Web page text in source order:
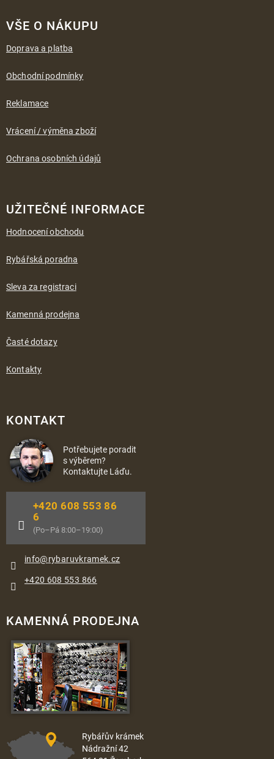
VŠE O NÁKUPU
Doprava a platba
Obchodní podmínky
Reklamace
Vrácení / výměna zboží
Ochrana osobních údajů
UŽITEČNÉ INFORMACE
Hodnocení obchodu
Rybářská poradna
Sleva za registraci
Kamenná prodejna
Časté dotazy
Kontakty
KONTAKT
Potřebujete poradit
s výběrem?
Kontaktujte Láďu.
info@rybaruvkramek.cz
+420 608 553 86
6
(Po–Pá 8:00–19:00)
+420 608 553 866
KAMENNÁ PRODEJNA
Rybářův krámek
Nádražní 42